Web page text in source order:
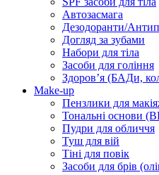
Автозасмага
Дезодоранти/
Догляд за зубами
Набори для тіла
Засоби для гоління
Здоровʼя (БАДи,
Make-up
Пензлики для
Тональні основи
Пудри для обличчя
Туш для вій
Тіні для повік
Засоби для брів